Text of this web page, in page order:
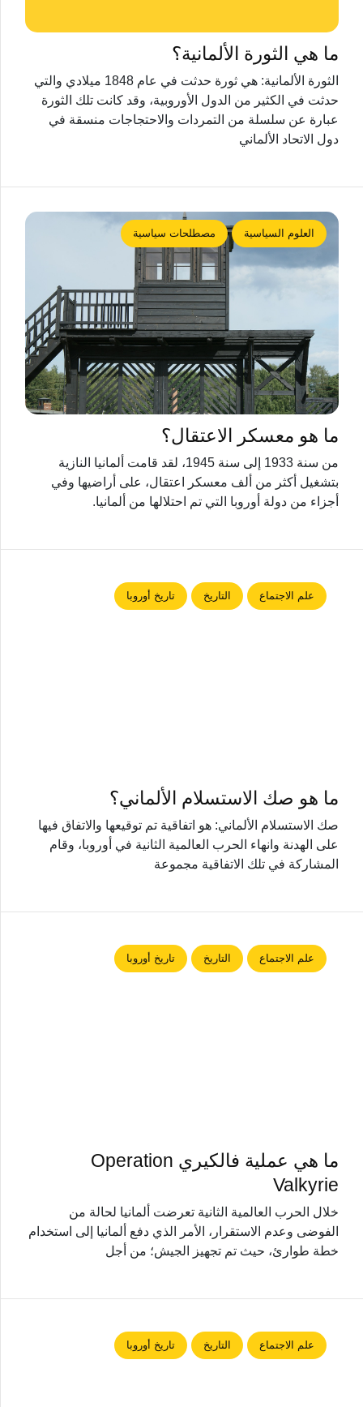
ما هي الثورة الألمانية؟
الثورة الألمانية: هي ثورة حدثت في عام 1848 ميلادي والتي
حدثت في الكثير من الدول الأوروبية، وقد كانت تلك الثورة
عبارة عن سلسلة من التمردات والاحتجاجات منسقة في
دول الاتحاد الألماني
العلوم السياسية مصطلحات سياسية
ما هو معسكر الاعتقال؟
من سنة 1933 إلى سنة 1945، لقد قامت ألمانيا النازية
بتشغيل أكثر من ألف معسكر اعتقال، على أراضيها وفي
أجزاء من دولة أوروبا التي تم احتلالها من ألمانيا.
علم الاجتماع التاريخ تاريخ أوروبا
ما هو صك الاستسلام الألماني؟
صك الاستسلام الألماني: هو اتفاقية تم توقيعها والاتفاق فيها
على الهدنة وانهاء الحرب العالمية الثانية في أوروبا، وقام
المشاركة في تلك الاتفاقية مجموعة
علم الاجتماع التاريخ تاريخ أوروبا
ما هي عملية فالكيري Operation
Valkyrie
خلال الحرب العالمية الثانية تعرضت ألمانيا لحالة من
الفوضى وعدم الاستقرار، الأمر الذي دفع ألمانيا إلى استخدام
خطة طوارئ، حيث تم تجهيز الجيش؛ من أجل
علم الاجتماع التاريخ تاريخ أوروبا